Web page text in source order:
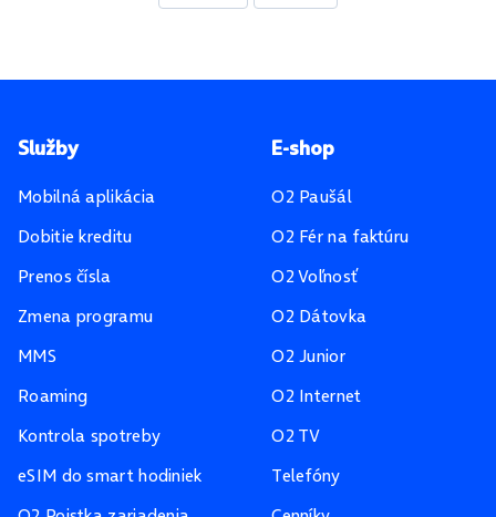
Pätička stránky
Služby
Mobilná aplikácia
Dobitie kreditu
Prenos čísla
Zmena programu
MMS
Roaming
Kontrola spotreby
eSIM do smart hodiniek
E-shop
O2 Paušál
O2 Fér na faktúru
O2 Voľnosť
O2 Dátovka
O2 Junior
O2 Internet
O2 TV
Telefóny